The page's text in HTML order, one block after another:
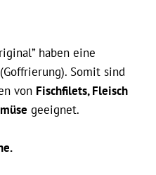
haben eine
Somit sind
von Fischfilets, Fleisch
geeignet.